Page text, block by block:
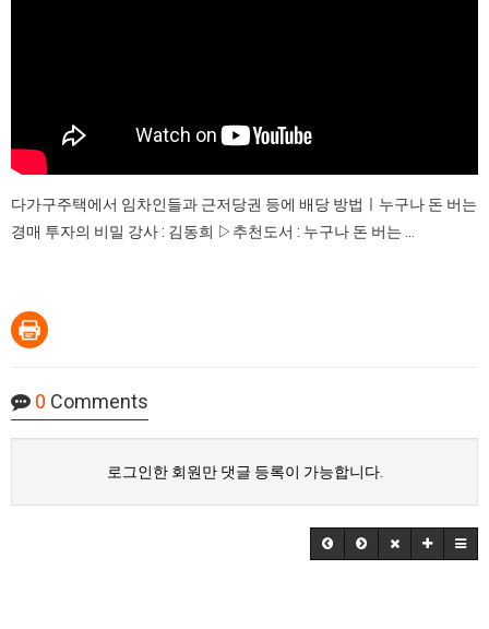
다가구주택에서 임차인들과 근저당권 등에 배당 방법ㅣ누구나 돈 버는
경매 투자의 비밀 강사 : 김동희 ▷추천도서 : 누구나 돈 버는 ...
0 Comments
로그인한 회원만 댓글 등록이 가능합니다.